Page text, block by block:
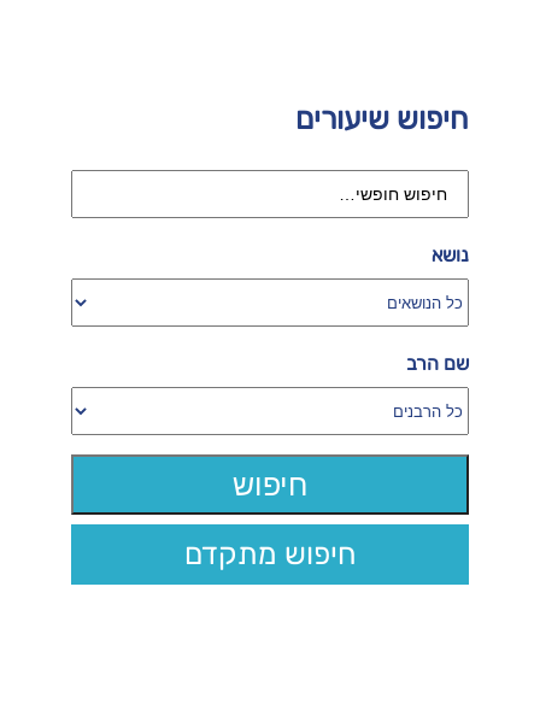
חיפוש שיעורים
נושא
שם הרב
חיפוש מתקדם